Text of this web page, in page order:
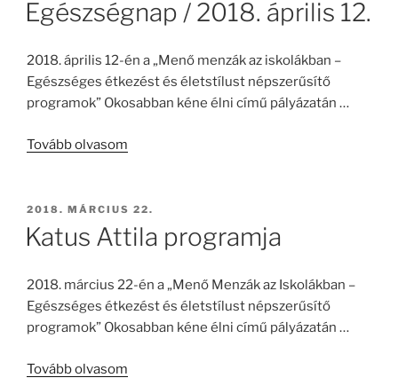
Egészségnap / 2018. április 12.
2018. április 12-én a „Menő menzák az iskolákban –
Egészséges étkezést és életstílust népszerűsítő
programok” Okosabban kéne élni című pályázatán …
Tovább olvasom
2018.
április
12.
cikket
BEKÜLDVE:
2018. MÁRCIUS 22.
Katus Attila programja
2018. március 22-én a „Menő Menzák az Iskolákban –
Egészséges étkezést és életstílust népszerűsítő
programok” Okosabban kéne élni című pályázatán …
Tovább olvasom